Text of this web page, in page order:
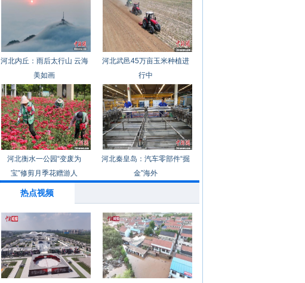
河北内丘：雨后太行山 云海
美如画
河北武邑45万亩玉米种植进
行中
河北衡水一公园“变废为
宝”修剪月季花赠游人
河北秦皇岛：汽车零部件“掘
金”海外
热点视频